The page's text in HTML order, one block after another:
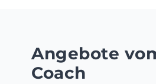
Angebote
Coach